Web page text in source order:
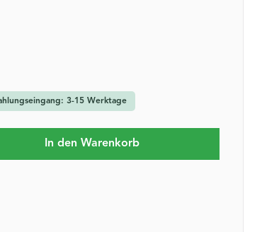
3-15 Werktage
gewünschten Wert ein oder
In den Warenkorb